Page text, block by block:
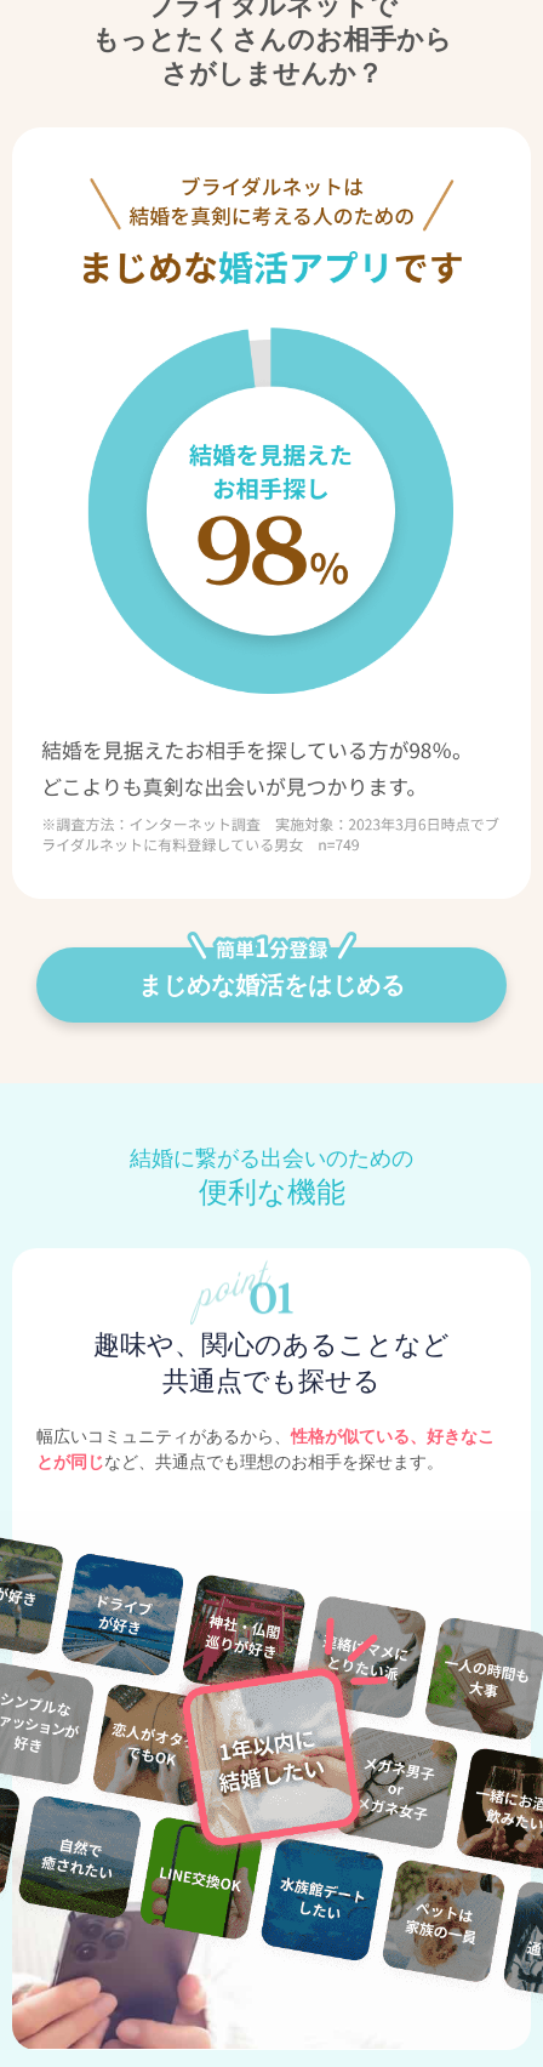
もっとたくさんのお相手から
さがしませんか？
まじめな婚活をはじめる
結婚に繋がる出会いのための
便利な機能
趣味や、関心のあることなど
共通点でも探せる
幅広いコミュニティがあるから、性格が似ている、好きなこ
とが同じなど、共通点でも理想のお相手を探せます。